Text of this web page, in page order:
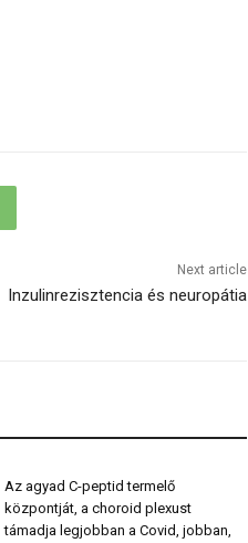
Next article
Inzulinrezisztencia és neuropátia
Az agyad C-peptid termelő
központját, a choroid plexust
támadja legjobban a Covid, jobban,